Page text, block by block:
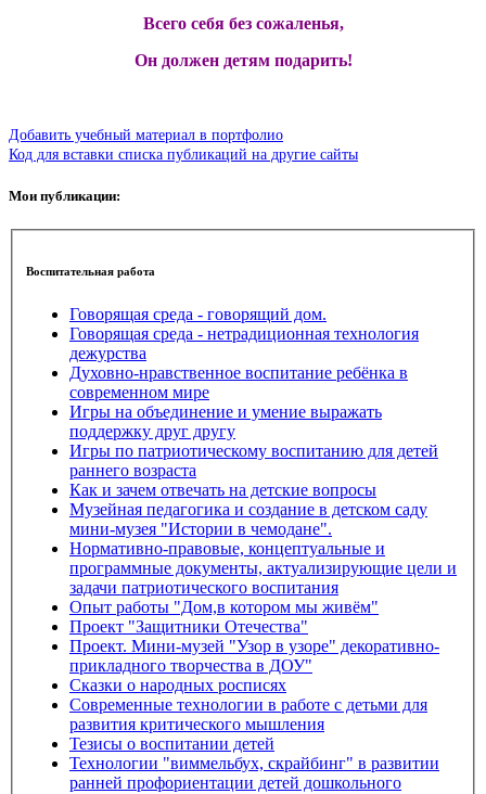
Всего себя без сожаленья,
Он должен детям подарить!
Добавить учебный материал в портфолио
Код для вставки списка публикаций на другие сайты
Мои публикации:
Воспитательная работа
Говорящая среда - говорящий дом.
Говорящая среда - нетрадиционная технология
дежурства
Духовно-нравственное воспитание ребёнка в
современном мире
Игры на объединение и умение выражать
поддержку друг другу
Игры по патриотическому воспитанию для детей
раннего возраста
Как и зачем отвечать на детские вопросы
Музейная педагогика и создание в детском саду
мини-музея "Истории в чемодане".
Нормативно-правовые, концептуальные и
программные документы, актуализирующие цели и
задачи патриотического воспитания
Опыт работы "Дом,в котором мы живём"
Проект "Защитники Отечества"
Проект. Мини-музей "Узор в узоре" декоративно-
прикладного творчества в ДОУ"
Сказки о народных росписях
Современные технологии в работе с детьми для
развития критического мышления
Тезисы о воспитании детей
Технологии "виммельбух, скрайбинг" в развитии
ранней профориентации детей дошкольного